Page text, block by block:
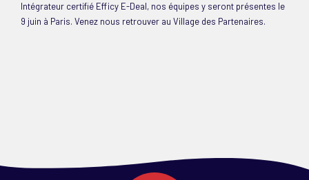
Intégrateur certifié Efficy E-Deal, nos équipes y seront présentes le
9 juin à Paris. Venez nous retrouver au Village des Partenaires.